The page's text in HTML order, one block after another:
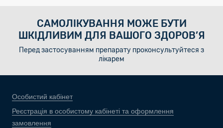
САМОЛІКУВАННЯ МОЖЕ БУТИ
ШКІДЛИВИМ ДЛЯ ВАШОГО ЗДОРОВ’Я
Перед застосуванням препарату проконсультуйтеся з
лікарем
Особистий кабінет
Реєстрація в особистому кабінеті та оформлення
замовлення